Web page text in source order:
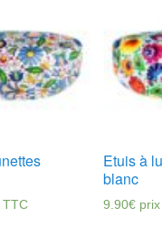
TTC
Etuis à
blanc
9.90€